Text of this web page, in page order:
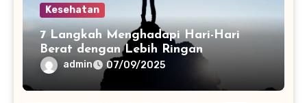
Kesehatan
7 Langkah Menghadapi Hari-Hari
Berat dengan Lebih Ringan
admin 07/09/2025